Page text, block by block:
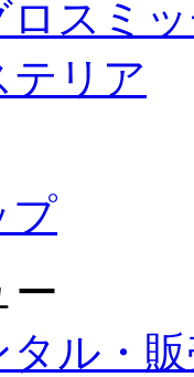
ロスミ
テリア
プ
ー
ル・